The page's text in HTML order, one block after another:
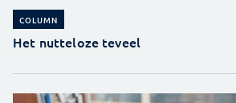
COLUMN
Het nutteloze teveel